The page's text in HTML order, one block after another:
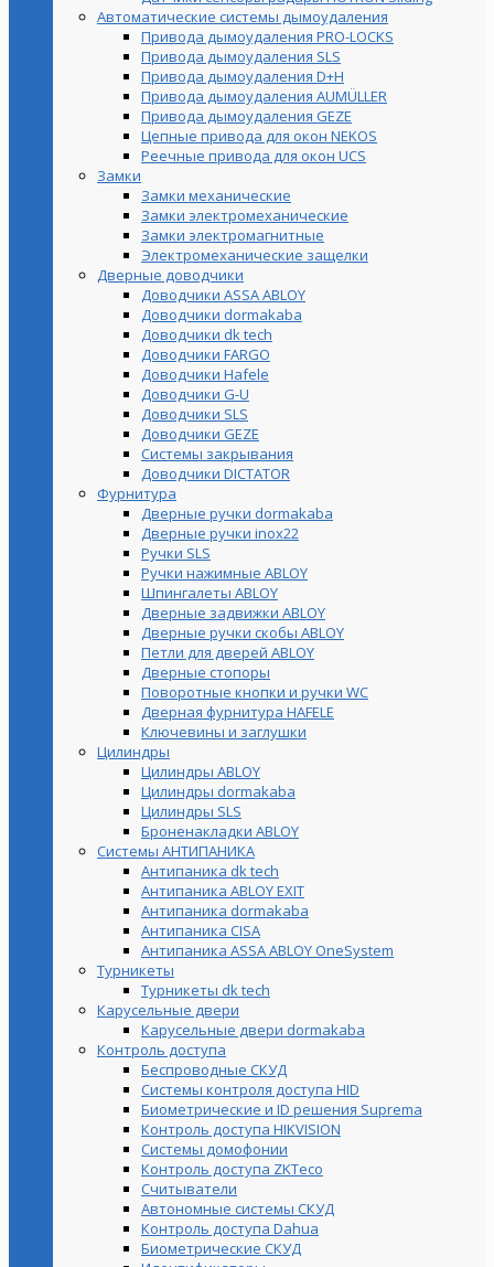
Автоматические системы дымоудаления
Привода дымоудаления PRO-LOCKS
Привода дымоудаления SLS
Привода дымоудаления D+H
Привода дымоудаления AUMÜLLER
Привода дымоудаления GEZE
Цепные привода для окон NEKOS
Реечные привода для окон UСS
Замки
Замки механические
Замки электромеханические
Замки электромагнитные
Электромеханические защелки
Дверные доводчики
Доводчики ASSA ABLOY
Доводчики dormakaba
Доводчики dk tech
Доводчики FARGO
Доводчики Hafele
Доводчики G-U
Доводчики SLS
Доводчики GEZE
Cистемы закрывания
Доводчики DICTATOR
Фурнитура
Дверные ручки dormakaba
Дверные ручки inox22
Ручки SLS
Ручки нажимные ABLOY
Шпингалеты ABLOY
Дверные задвижки ABLOY
Дверные ручки скобы ABLOY
Петли для дверей ABLOY
Дверные стопоры
Поворотные кнопки и ручки WC
Дверная фурнитура HAFELE
Ключевины и заглушки
Цилиндры
Цилиндры ABLOY
Цилиндры dormakaba
Цилиндры SLS
Броненакладки ABLOY
Системы АНТИПАНИКА
Антипаника dk tech
Антипаника ABLOY EXIT
Антипаника dormakaba
Антипаника СISA
Антипаника ASSA ABLOY OneSystem
Турникеты
Турникеты dk tech
Карусельные двери
Карусельные двери dormakaba
Контроль доступа
Беспроводные СКУД
Системы контроля доступа HID
Биометрические и ID решения Suprema
Контроль доступа HIKVISION
Системы домофонии
Контроль доступа ZKTeco
Считыватели
Автономные системы СКУД
Контроль доступа Dahua
Биометрические СКУД